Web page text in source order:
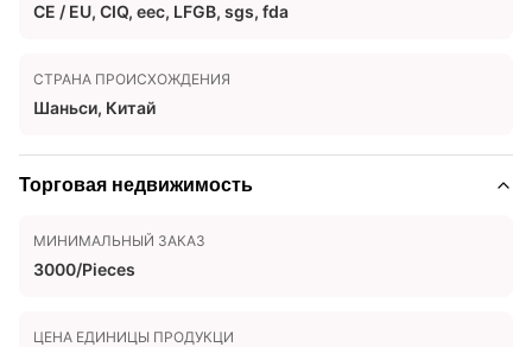
CE / EU, CIQ, eec, LFGB, sgs, fda
СТРАНА ПРОИСХОЖДЕНИЯ
Шаньси, Китай
Торговая недвижимость
МИНИМАЛЬНЫЙ ЗАКАЗ
3000/Pieces
ЦЕНА ЕДИНИЦЫ ПРОДУКЦИ